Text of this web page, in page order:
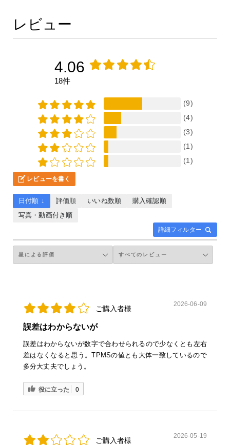
レビュー
4.06
18件
(9)
(4)
(3)
(1)
(1)
レビューを書く
詳細フィルター
日付順 ↓ 評価順 いいね数順
購入確認順
写真・動画付き順
ご購入者様
2026-06-09
誤差はわからないが
誤差はわからないが数字で合わせられるので少なくとも左右
差はなくなると思う。TPMSの値とも大体一致しているので
多分大丈夫でしょう。
役に立った 0
ご購入者様
2026-05-19